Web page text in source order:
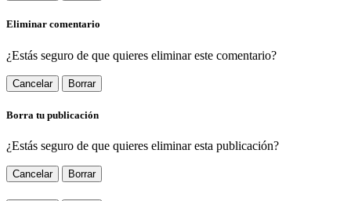
Eliminar comentario
¿Estás seguro de que quieres eliminar este comentario?
Cancelar Borrar
Borra tu publicación
¿Estás seguro de que quieres eliminar esta publicación?
Cancelar Borrar